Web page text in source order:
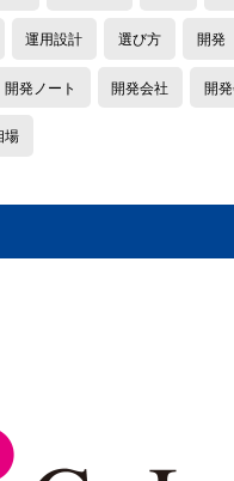
運用設計 選び方 開発
開発ノート 開発会社 開
場